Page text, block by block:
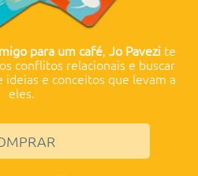
para um café, Jo Pavezi te
conflitos relacionais e buscar
e conceitos que levam a
eles.